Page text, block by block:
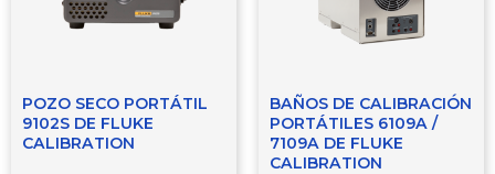
POZO SECO PORTÁTIL
9102S DE FLUKE
CALIBRATION
BAÑOS DE CALIBRACIÓN
PORTÁTILES 6109A /
7109A DE FLUKE
CALIBRATION